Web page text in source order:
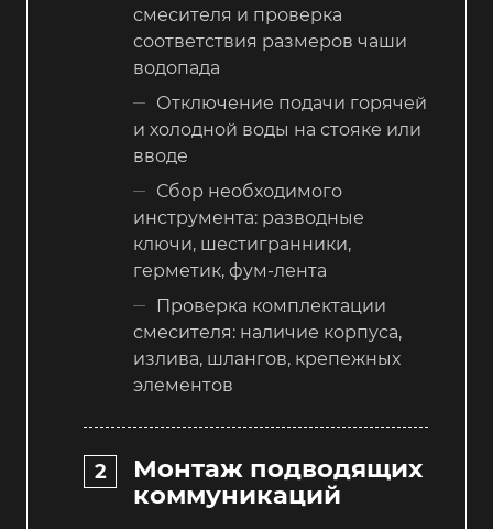
смесителя и проверка
соответствия размеров чаши
водопада
Отключение подачи горячей
и холодной воды на стояке или
вводе
Сбор необходимого
инструмента: разводные
ключи, шестигранники,
герметик, фум-лента
Проверка комплектации
смесителя: наличие корпуса,
излива, шлангов, крепежных
элементов
Монтаж подводящих
коммуникаций